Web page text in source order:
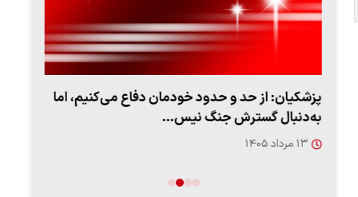
پزشکیان: از حد و حدود خودمان دفاع می‌کنیم، اما
به‌دنبال گسترش جنگ نیس…
۱۳ مرداد ۱۴۰۵